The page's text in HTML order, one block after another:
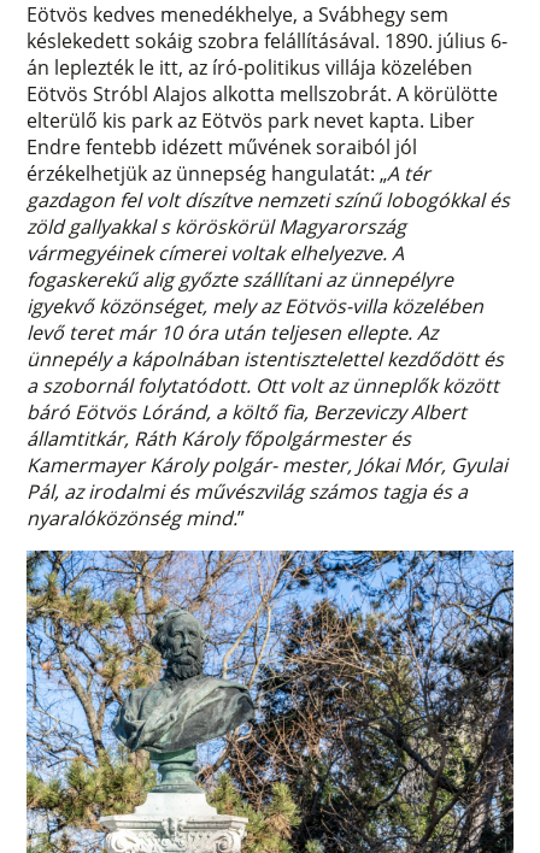
Eötvös kedves menedékhelye, a Svábhegy sem
késlekedett sokáig szobra felállításával. 1890. július 6-
án leplezték le itt, az író-politikus villája közelében
Eötvös Stróbl Alajos alkotta mellszobrát. A körülötte
elterülő kis park az Eötvös park nevet kapta. Liber
Endre fentebb idézett művének soraiból jól
érzékelhetjük az ünnepség hangulatát: „A tér
gazdagon fel volt díszítve nemzeti színű lobogókkal és
zöld gallyakkal s köröskörül Magyarország
vármegyéinek címerei voltak elhelyezve. A
fogaskerekű alig győzte szállítani az ünnepélyre
igyekvő közönséget, mely az Eötvös-villa közelében
levő teret már 10 óra után teljesen ellepte. Az
ünnepély a kápolnában istentisztelettel kezdődött és
a szobornál folytatódott. Ott volt az ünneplők között
báró Eötvös Lóránd, a költő fia, Berzeviczy Albert
államtitkár, Ráth Károly főpolgármester és
Kamermayer Károly polgár- mester, Jókai Mór, Gyulai
Pál, az irodalmi és művészvilág számos tagja és a
nyaralóközönség mind.”